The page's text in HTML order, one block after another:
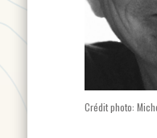
Crédit photo: